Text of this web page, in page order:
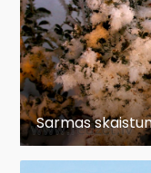
Sarmas